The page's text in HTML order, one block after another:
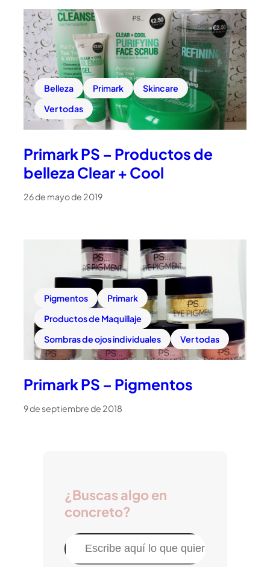
Belleza Primark
Skincare
Ver todas
Primark PS – Productos de
belleza Clear + Cool
26 de mayo de 2019
Pigmentos
Primark
Productos de Maquillaje
Sombras de ojos individuales
Ver todas
Primark PS – Pigmentos
9 de septiembre de 2018
¿Buscas algo en
concreto?
B
u